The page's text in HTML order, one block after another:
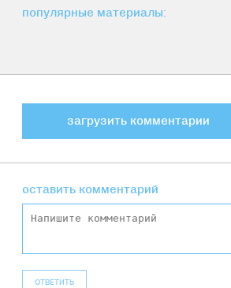
популярные материалы:
загрузить комментарии
оставить комментарий
ОТВЕТИТЬ